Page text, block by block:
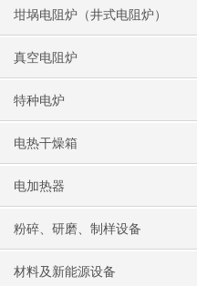
坩埚电阻炉（井式电阻炉）
真空电阻炉
特种电炉
电热干燥箱
电加热器
粉碎、研磨、制样设备
材料及新能源设备